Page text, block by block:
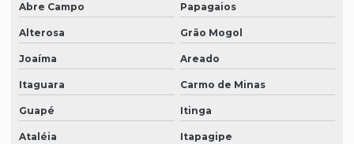
Abre Campo Papagaios
Alterosa Grão Mogol
Joaíma Areado
Itaguara Carmo de Minas
Guapé Itinga
Ataléia Itapagipe